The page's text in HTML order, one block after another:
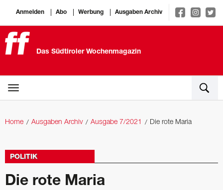
Anmelden Abo Werbung Ausgaben Archiv
Das Südtiroler Wochenmagazin
Home Ausgaben Archiv Ausgabe 7/2021 Die rote Maria
POLITIK
Die rote Maria